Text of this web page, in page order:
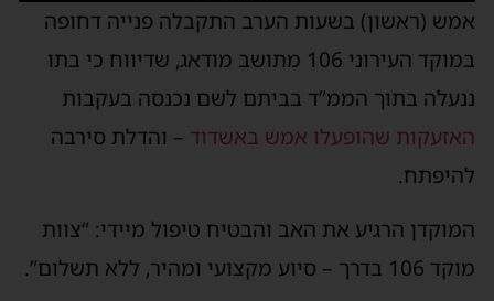
(ראשון) בשעות הערב התקבלה פנייה דחופה
במוקד העירוני 106 מתושב מודאג, שדיווח כי בתו
בתוך הממ”ד בביתם לשם נכנסה בעקבות
שהופעלו אמש באשדוד– והדלת סירבה
הרגיע את האב והבטיח טיפול מיידי: “צוות
– סיוע מקצועי ומהיר, ללא תשלום”.